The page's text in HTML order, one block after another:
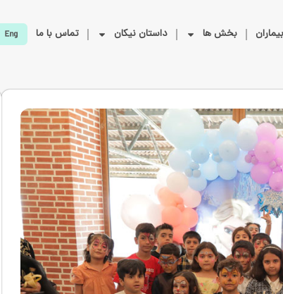
بخش ها داستان نیکان تماس با ما